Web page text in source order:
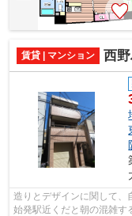
賃貸 | マンション 西
造りとデザインに関して、
始発駅近くだと朝の混雑す